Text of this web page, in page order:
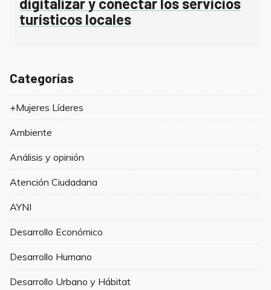
turísticos locales
Categorías
+Mujeres Líderes
Ambiente
Análisis y opinión
Atención Ciudadana
AYNI
Desarrollo Económico
Desarrollo Humano
Desarrollo Urbano y Hábitat